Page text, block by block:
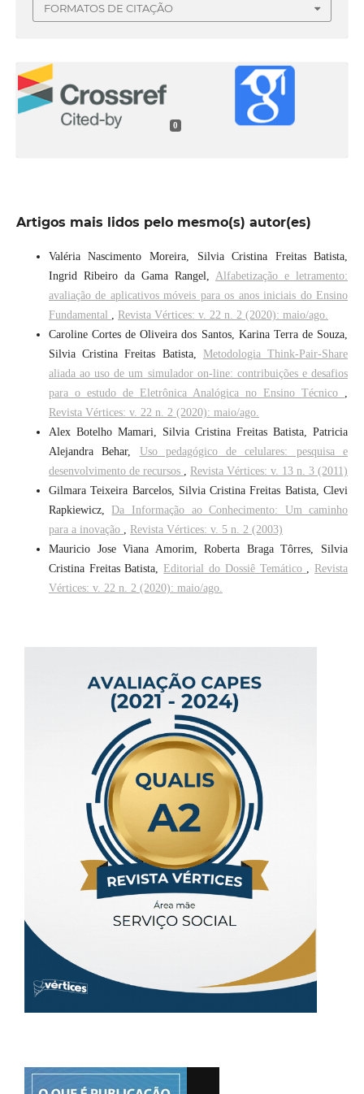
FORMATOS DE CITAÇÃO
0
Artigos mais lidos pelo mesmo(s) autor(es)
Valéria Nascimento Moreira, Silvia Cristina Freitas Batista,
Ingrid Ribeiro da Gama Rangel, Alfabetização e letramento:
avaliação de aplicativos móveis para os anos iniciais do Ensino
Fundamental
Revista Vértices: v. 22 n. 2 (2020): maio/ago.
Caroline Cortes de Oliveira dos Santos, Karina Terra de Souza,
Silvia Cristina Freitas Batista, Metodologia Think-Pair-Share
aliada ao uso de um simulador on-line: contribuições e desafios
para o estudo de Eletrônica Analógica no Ensino Técnico
Revista Vértices: v. 22 n. 2 (2020): maio/ago.
Alex Botelho Mamari, Silvia Cristina Freitas Batista, Patricia
Alejandra Behar, Uso pedagógico de celulares: pesquisa e
desenvolvimento de recursos
Revista Vértices: v. 13 n. 3 (2011)
Gilmara Teixeira Barcelos, Silvia Cristina Freitas Batista, Clevi
Rapkiewicz, Da Informação ao Conhecimento: Um caminho
para a inovação
Revista Vértices: v. 5 n. 2 (2003)
Mauricio Jose Viana Amorim, Roberta Braga Tôrres, Silvia
Cristina Freitas Batista, Editorial do Dossiê Temático
Revista
Vértices: v. 22 n. 2 (2020): maio/ago.